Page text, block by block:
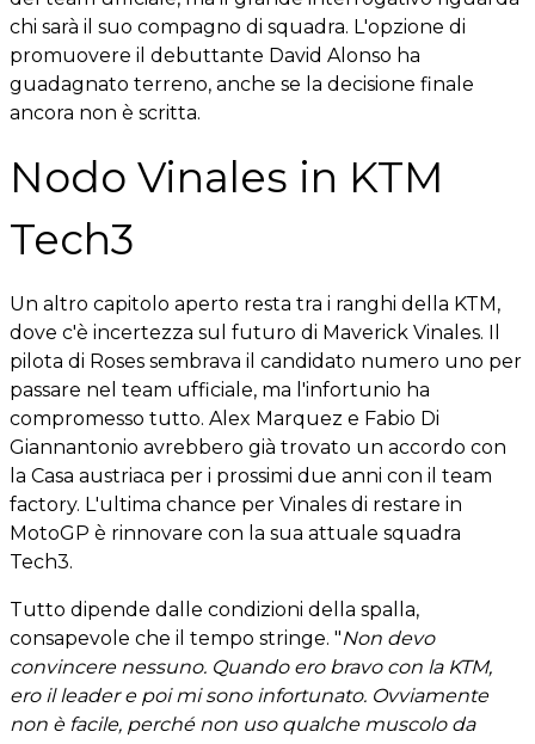
chi sarà il suo compagno di squadra. L'opzione di
promuovere il debuttante David Alonso ha
guadagnato terreno, anche se la decisione finale
ancora non è scritta.
Nodo Vinales in KTM
Tech3
Un altro capitolo aperto resta tra i ranghi della KTM,
dove c'è incertezza sul futuro di Maverick Vinales. Il
pilota di Roses sembrava il candidato numero uno per
passare nel team ufficiale, ma l'infortunio ha
compromesso tutto. Alex Marquez e Fabio Di
Giannantonio avrebbero già trovato un accordo con
la Casa austriaca per i prossimi due anni con il team
factory. L'ultima chance per Vinales di restare in
MotoGP è rinnovare con la sua attuale squadra
Tech3.
Tutto dipende dalle condizioni della spalla,
consapevole che il tempo stringe. "Non devo
convincere nessuno. Quando ero bravo con la KTM,
ero il leader e poi mi sono infortunato. Ovviamente
non è facile, perché non uso qualche muscolo da